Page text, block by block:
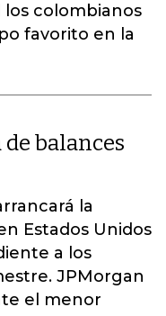
colombianos
favorito en la
balances
la
Estados Unidos
a los
JPMorgan
el menor